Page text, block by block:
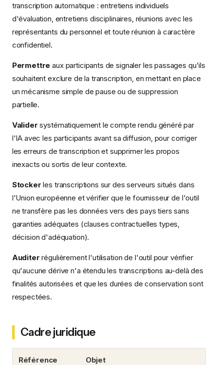
transcription automatique : entretiens individuels
d'évaluation, entretiens disciplinaires, réunions avec les
représentants du personnel et toute réunion à caractère
confidentiel.
Permettre aux participants de signaler les passages qu'ils
souhaitent exclure de la transcription, en mettant en place
un mécanisme simple de pause ou de suppression
partielle.
Valider systématiquement le compte rendu généré par
l'IA avec les participants avant sa diffusion, pour corriger
les erreurs de transcription et supprimer les propos
inexacts ou sortis de leur contexte.
Stocker les transcriptions sur des serveurs situés dans
l'Union européenne et vérifier que le fournisseur de l'outil
ne transfère pas les données vers des pays tiers sans
garanties adéquates (clauses contractuelles types,
décision d'adéquation).
Auditer régulièrement l'utilisation de l'outil pour vérifier
qu'aucune dérive n'a étendu les transcriptions au-delà des
finalités autorisées et que les durées de conservation sont
respectées.
Cadre juridique
Référence Objet